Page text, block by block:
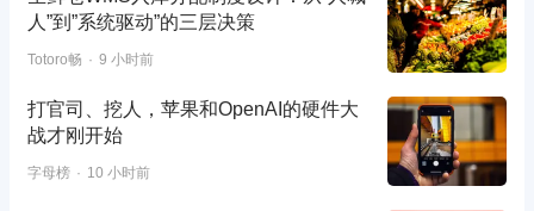
人”到”系统驱动”的三层决策
Totoro畅 9 小时前
打官司、挖人，苹果和OpenAI的硬件大
战才刚开始
字母榜 10 小时前